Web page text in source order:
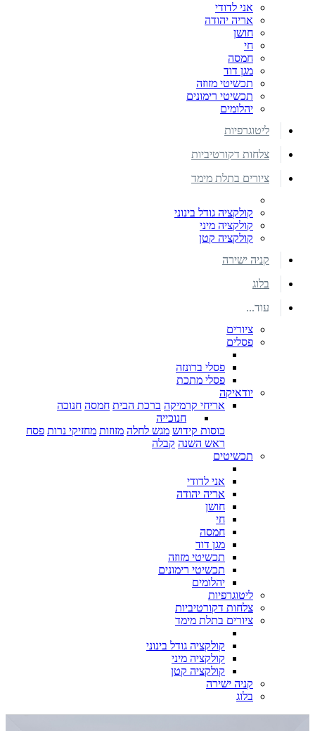
אני לדודי
אריה יהודה
חושן
חי
חמסה
מגן דוד
תכשיטי מזוזה
תכשיטי רימונים
יהלומים
ליטוגרפיות
צלחות דקורטיביות
ציורים בתלת מימד
קולקציה גודל בינוני
קולקציה מיני
קולקציה קטן
קניה ישירה
בלוג
עוד...
ציורים
פסלים
פסלי ברונזה
פסלי מתכת
יודאיקה
אריחי קרמיקה ברכת הבית חמסה חנוכה
חנוכייה
כוסות קידוש מגש לחלה מזוזות מחזיקי נרות פסח
ראש השנה קבלה
תכשיטים
אני לדודי
אריה יהודה
חושן
חי
חמסה
מגן דוד
תכשיטי מזוזה
תכשיטי רימונים
יהלומים
ליטוגרפיות
צלחות דקורטיביות
ציורים בתלת מימד
קולקציה גודל בינוני
קולקציה מיני
קולקציה קטן
קניה ישירה
בלוג